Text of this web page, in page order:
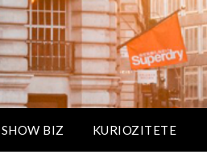
SHOW BIZ KURIOZITETE